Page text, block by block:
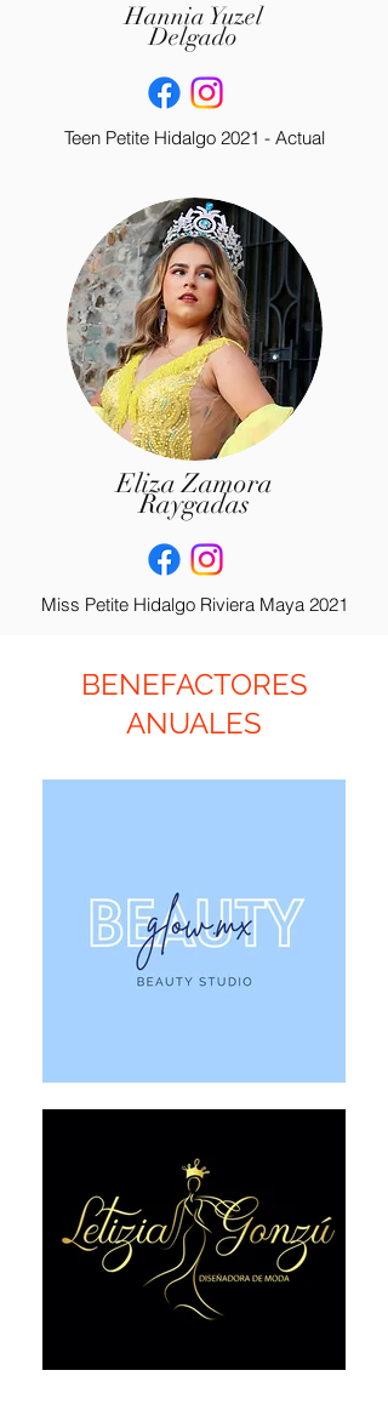
Hannia Yuzel
Delgado
Teen Petite Hidalgo 2021 - Actual
Eliza Zamora
Raygadas
Miss Petite Hidalgo Riviera Maya 2021
BENEFACTORES
ANUALES